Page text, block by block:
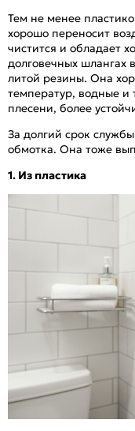
Тем не менее
хорошо переносит
чистится и обладает
долговечных шлангах
литой резины. Она
температур, водные
плесени, более
За долгий срок
обмотка. Она тоже
1. Из пластика